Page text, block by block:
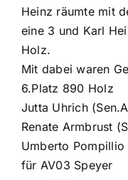
Heinz räumte mit
eine 3 und Karl
Holz.
Mit dabei waren
6.Platz 890 Holz
Jutta Uhrich
Renate Armbrust
Umberto Pompillio
für AV03 Speyer